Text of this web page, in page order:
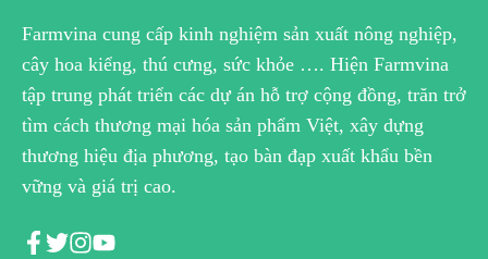
Farmvina cung cấp kinh nghiệm sản xuất nông nghiệp,
cây hoa kiểng, thú cưng, sức khỏe …. Hiện Farmvina
tập trung phát triển các dự án hỗ trợ cộng đồng, trăn trở
tìm cách thương mại hóa sản phẩm Việt, xây dựng
thương hiệu địa phương, tạo bàn đạp xuất khẩu bền
vững và giá trị cao.